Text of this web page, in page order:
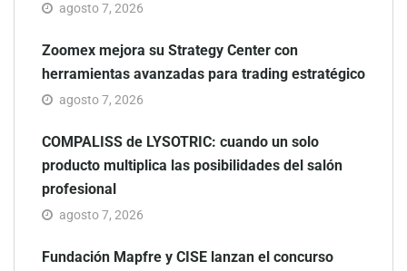
agosto 7, 2026
Zoomex mejora su Strategy Center con
herramientas avanzadas para trading estratégico
agosto 7, 2026
COMPALISS de LYSOTRIC: cuando un solo
producto multiplica las posibilidades del salón
profesional
agosto 7, 2026
Fundación Mapfre y CISE lanzan el concurso